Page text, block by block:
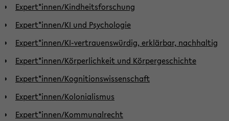
Expert*innen/Kindheitsforschung
Expert*innen/KI und Psychologie
Expert*innen/KI-vertrauenswürdig, erklärbar, nachhaltig
Expert*innen/Körperlichkeit und Körpergeschichte
Expert*innen/Kognitionswissenschaft
Expert*innen/Kolonialismus
Expert*innen/Kommunalrecht